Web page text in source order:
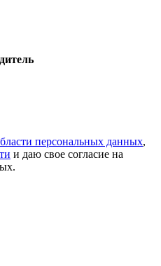
персональных данных,
и даю свое согласие на